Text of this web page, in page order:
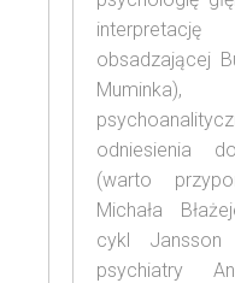
obsadzającej
Muminka),
odniesienia
(warto
Michała
cykl
psychiatry